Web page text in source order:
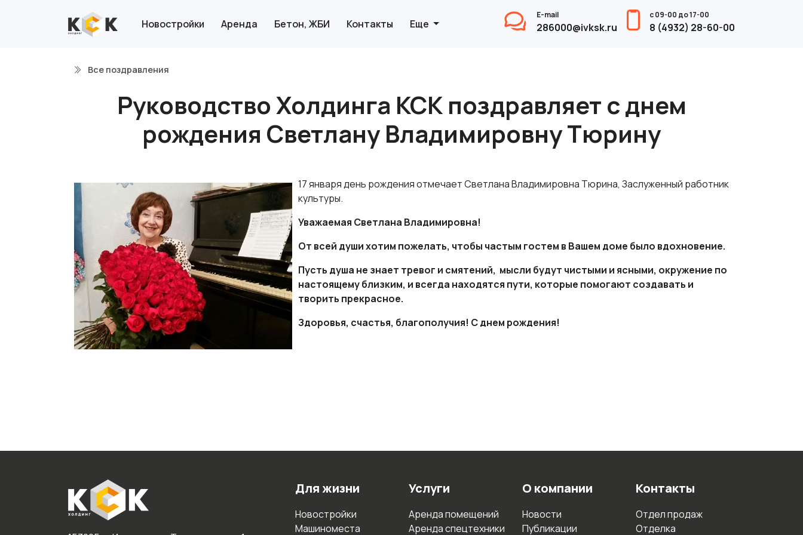
Новостройки Аренда Бетон, ЖБИ Контакты Еще
E-mail
286000@ivksk.ru
с 09-00 до 17-00
8 (4932) 28-60-00
Все поздравления
Руководство Холдинга КСК поздравляет с днем
рождения Светлану Владимировну Тюрину
17 января день рождения отмечает Светлана Владимировна Тюрина, Заслуженный работник
культуры.
Уважаемая Светлана Владимировна!
От всей души хотим пожелать, чтобы частым гостем в Вашем доме было вдохновение.
Пусть душа не знает тревог и смятений, мысли будут чистыми и ясными, окружение по
настоящему близким, и всегда находятся пути, которые помогают создавать и
творить прекрасное.
Здоровья, счастья, благополучия! С днем рождения!
Для жизни
Новостройки
Машиноместа
Услуги
Аренда помещений
Аренда спецтехники
О компании
Новости
Публикации
Контакты
Отдел продаж
Отделка